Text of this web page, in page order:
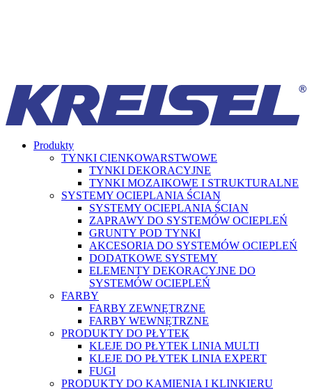
Produkty
TYNKI CIENKOWARSTWOWE
TYNKI DEKORACYJNE
TYNKI MOZAIKOWE I STRUKTURALNE
SYSTEMY OCIEPLANIA ŚCIAN
SYSTEMY OCIEPLANIA ŚCIAN
ZAPRAWY DO SYSTEMÓW OCIEPLEŃ
GRUNTY POD TYNKI
AKCESORIA DO SYSTEMÓW OCIEPLEŃ
DODATKOWE SYSTEMY
ELEMENTY DEKORACYJNE DO
SYSTEMÓW OCIEPLEŃ
FARBY
FARBY ZEWNĘTRZNE
FARBY WEWNĘTRZNE
PRODUKTY DO PŁYTEK
KLEJE DO PŁYTEK LINIA MULTI
KLEJE DO PŁYTEK LINIA EXPERT
FUGI
PRODUKTY DO KAMIENIA I KLINKIERU